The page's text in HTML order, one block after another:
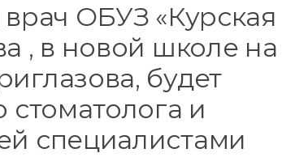
ОБУЗ «Курская
, в новой школе на
будет
стоматолога и
специалистами